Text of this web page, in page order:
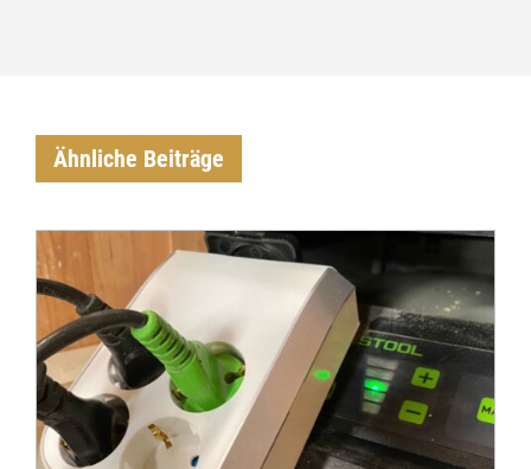
Ähnliche Beiträge